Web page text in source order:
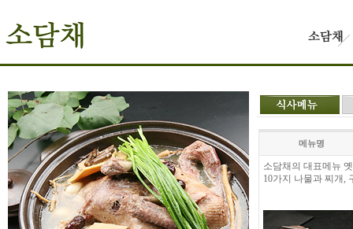
메뉴명
소담채의 대표메뉴
10가지 나물과 찌개,